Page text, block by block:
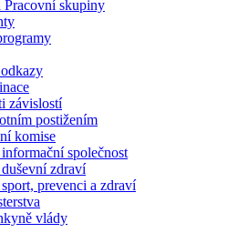
skupiny
závislostí
postižením
komise
společnost
zdraví
prevenci a zdraví
vlády